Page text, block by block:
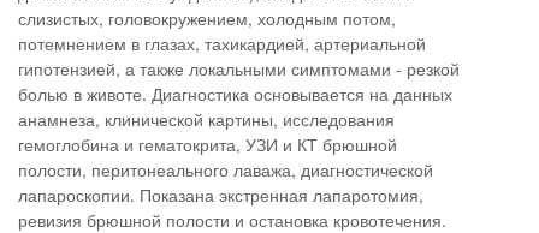
слизистых, головокружением, холодным потом,
потемнением в глазах, тахикардией, артериальной
гипотензией, а также локальными симптомами - резкой
болью в животе. Диагностика основывается на данных
анамнеза, клинической картины, исследования
гемоглобина и гематокрита, УЗИ и КТ брюшной
полости, перитонеального лаважа, диагностической
лапароскопии. Показана экстренная лапаротомия,
ревизия брюшной полости и остановка кровотечения.